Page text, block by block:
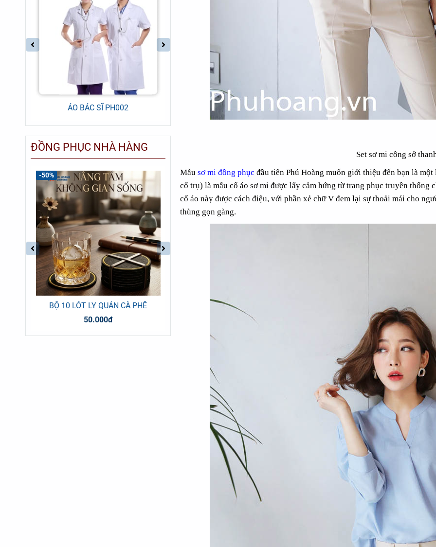
Set sơ mi công sở
Mẫu sơ mi đồng phục đầu tiên Phú Hoàng muốn giới thiệu đến bạn là
cổ trụ) là mẫu cổ áo sơ mi được lấy cảm hứng từ trang phục truyền thống
cổ áo này được cách điệu, với phần xẻ chữ V đem lại sự thoải mái cho
thùng gọn gàng.
ÁO BÁC SĨ PH002 ĐỒNG PHỤC ĐIỀU DƯỠNG PH005 ĐỒNG PHỤC Y TÁ PH007
ĐỒNG PHỤC NHÀ HÀNG
BỘ 10 LÓT LY QUÁN CÀ PHÊ
50.000đ
-50%
ÁO SƠ MI PHỤC VỤ PV001 KHĂN TRẢI BÀN HỘI NGHỊ